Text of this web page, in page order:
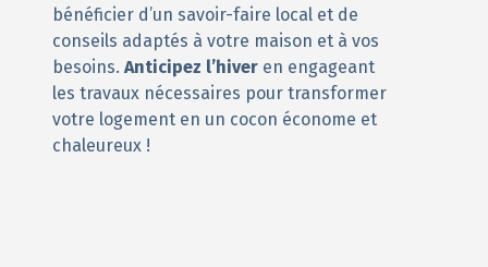
bénéficier d’un savoir-faire local et de
conseils adaptés à votre maison et à vos
besoins. Anticipez l’hiver en engageant
les travaux nécessaires pour transformer
votre logement en un cocon économe et
chaleureux !